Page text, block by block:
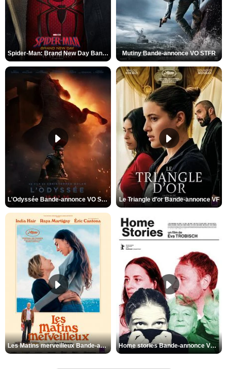
Spider-Man: Brand New Day Bande-annonce VO STFR Mutiny Bande-annonce VO STFR
L'Odyssée Bande-annonce VO STFR Le Triangle d'or Bande-annonce VF
Les Matins merveilleux Bande-annonce VF Home stories Bande-annonce VO STFR